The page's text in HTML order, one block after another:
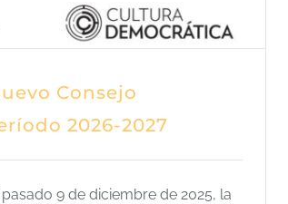
Consejo
2026-2027
9 de diciembre de 2025, la